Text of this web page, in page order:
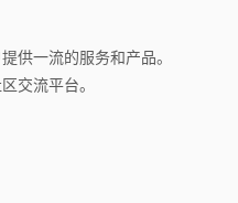
供一流的服务和产品。
交流平台。